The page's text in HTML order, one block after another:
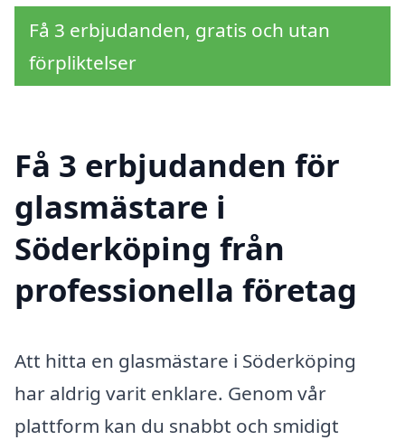
Få 3 erbjudanden, gratis och utan
förpliktelser
Få 3 erbjudanden för
glasmästare i
Söderköping från
professionella företag
Att hitta en glasmästare i Söderköping
har aldrig varit enklare. Genom vår
plattform kan du snabbt och smidigt